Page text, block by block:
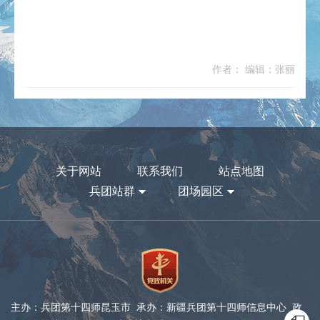
作者： 编辑：张丽
关于网站 联系我们
站点地图
兵团站群
团场园区
主办：兵团第十四师昆玉市 承办：新疆兵团第十四师信息中心 政